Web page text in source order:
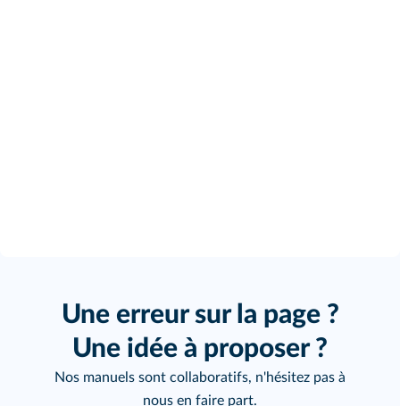
Une erreur sur la page ?
Une idée à proposer ?
Nos manuels sont collaboratifs, n'hésitez pas à
nous en faire part.